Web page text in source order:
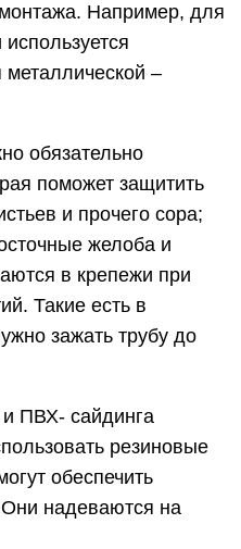
Например, для
–
обязательно
поможет защитить
и прочего сора;
желоба и
в крепежи при
Такие есть в
зажать трубу до
ПВХ- сайдинга
резиновые
обеспечить
надеваются на